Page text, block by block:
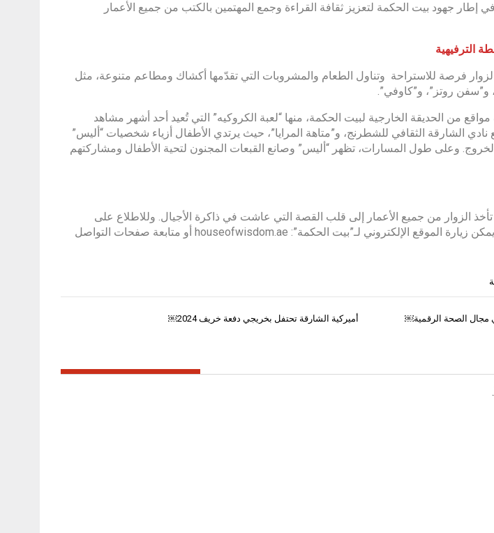
جهود بيت الحكمة لتعزيز ثقافة القراءة وجمع المهتمين بالكتب من جميع الأعمار
الترفيهية
فرصة للاستراحة وتناول الطعام والمشروبات التي تقدّمها أكشاك ومطاعم متنوعة، مثل
و”سفن روتز”، و”كاوفي”.
من الحديقة الخارجية لبيت الحكمة، منها “لعبة الكروكيه” التي تُعيد أحد أشهر مشاهد
الشارقة الثقافي للشطرنج، و”متاهة المرايا”، حيث يرتدي الأطفال أزياء شخصيات “أليس”
وعلى طول المسارات، تظهر “أليس” وصانع القبعات المجنون لتحية الأطفال ومشاركتهم
الزوار من جميع الأعمار إلى قلب القصة التي عاشت في ذاكرة الأجيال. وللاطلاع على
البرنامج الكامل وتفاصيل الفعاليات، يمكن زيارة الموقع الإلكتروني لـ”بيت الحكمة”: houseofwisdom.ae أو متابعة صفحات التواصل
أميركية الشارقة تحتفل بخريجي دفعة خريف 2024￼ في مجال الصحة الرقمية￼